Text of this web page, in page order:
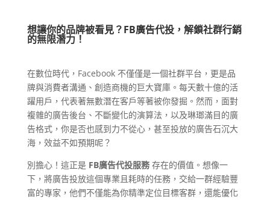
想讓你的品牌被看見？FB廣告代投，解鎖社群行銷
的無限潛力！
在數位時代，Facebook 不僅僅是一個社群平台，更是品
牌與消費者溝通、創造商機的巨大寶庫。每天數十億的活
躍用戶，代表著無數潛在客戶等著被你發掘。然而，面對
複雜的廣告後台、不斷變化的演算法，以及琳瑯滿目的廣
告格式，你是否也感到力不從心，甚至投放的廣告石沉大
海，效益不如預期呢？
別擔心！這正是 FB廣告代投服務存在的價值。想像一
下，將廣告投放這個專業且耗時的任務，交給一群經驗豐
富的專家，他們不僅能為你精準定位目標客群，還能優化